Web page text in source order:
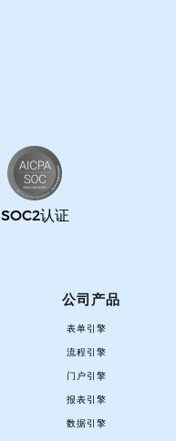
SOC2认证
公司产品
表单引擎
流程引擎
门户引擎
报表引擎
数据引擎